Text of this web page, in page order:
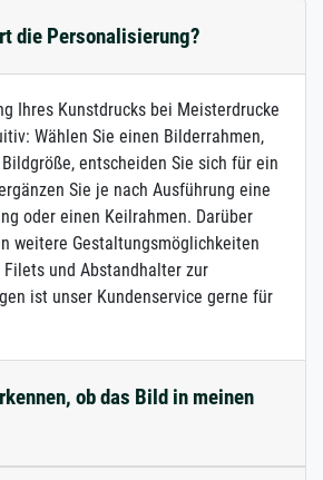
die Personalisierung?
Ihres Kunstdrucks bei Meisterdrucke
Wählen Sie einen Bilderrahmen,
entscheiden Sie sich für ein
Sie je nach Ausführung eine
oder einen Keilrahmen. Darüber
weitere Gestaltungsmöglichkeiten
und Abstandhalter zur
ist unser Kundenservice gerne für
ob das Bild in meinen